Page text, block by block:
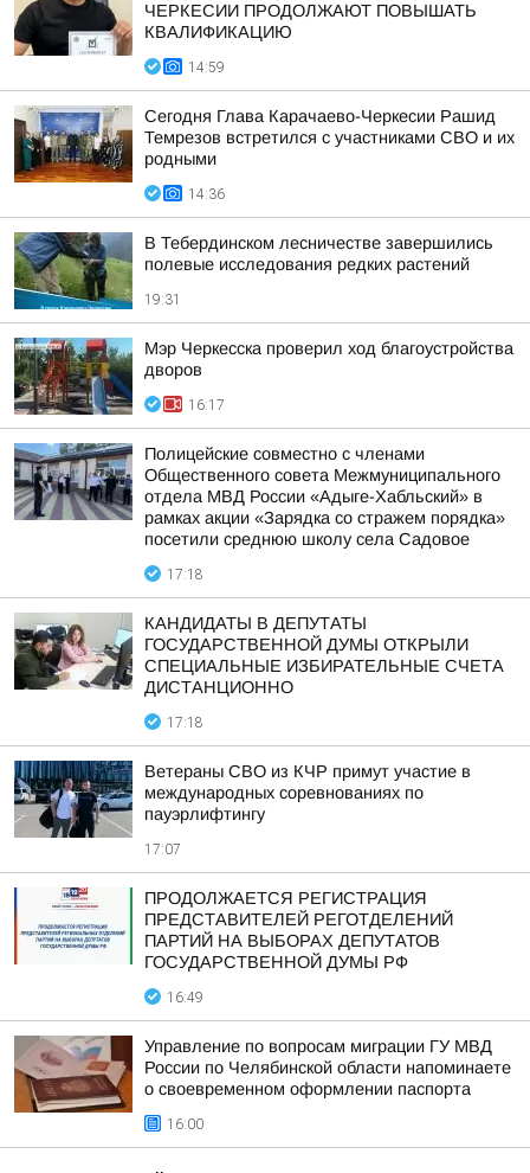
ЧЕРКЕСИИ ПРОДОЛЖАЮТ ПОВЫШАТЬ
КВАЛИФИКАЦИЮ
14:59
Сегодня Глава Карачаево-Черкесии Рашид
Темрезов встретился с участниками СВО и их
родными
14:36
В Тебердинском лесничестве завершились
полевые исследования редких растений
19:31
Мэр Черкесска проверил ход благоустройства
дворов
16:17
Полицейские совместно с членами
Общественного совета Межмуниципального
отдела МВД России «Адыге-Хабльский» в
рамках акции «Зарядка со стражем порядка»
посетили среднюю школу села Садовое
17:18
КАНДИДАТЫ В ДЕПУТАТЫ
ГОСУДАРСТВЕННОЙ ДУМЫ ОТКРЫЛИ
СПЕЦИАЛЬНЫЕ ИЗБИРАТЕЛЬНЫЕ СЧЕТА
ДИСТАНЦИОННО
17:18
Ветераны СВО из КЧР примут участие в
международных соревнованиях по
пауэрлифтингу
17:07
ПРОДОЛЖАЕТСЯ РЕГИСТРАЦИЯ
ПРЕДСТАВИТЕЛЕЙ РЕГОТДЕЛЕНИЙ
ПАРТИЙ НА ВЫБОРАХ ДЕПУТАТОВ
ГОСУДАРСТВЕННОЙ ДУМЫ РФ
16:49
Управление по вопросам миграции ГУ МВД
России по Челябинской области напоминаете
о своевременном оформлении паспорта
16:00